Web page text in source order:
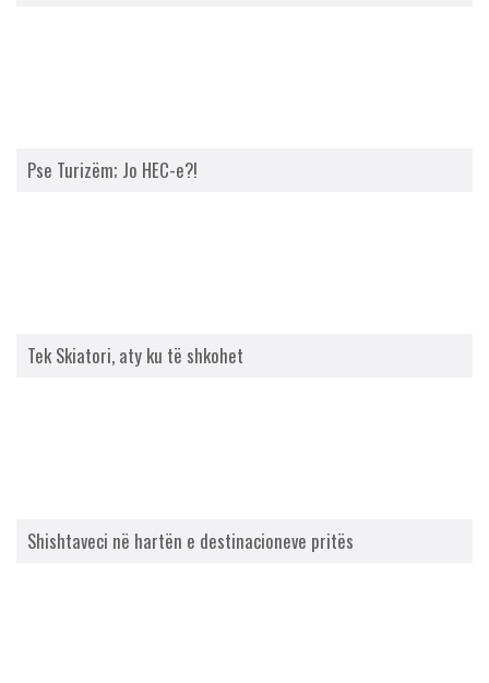
Pse Turizëm; Jo HEC-e?!
Tek Skiatori, aty ku të shkohet
Shishtaveci në hartën e destinacioneve pritës